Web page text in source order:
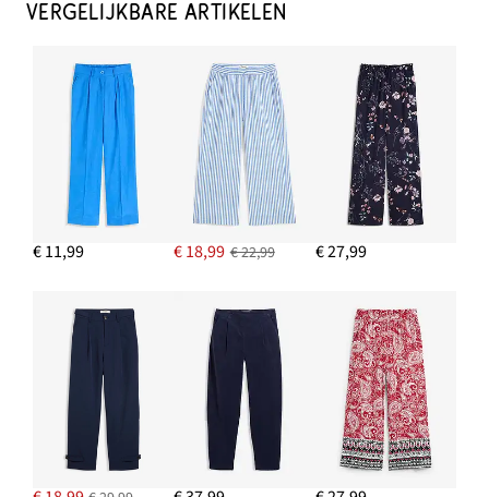
VERGELIJKBARE ARTIKELEN
€ 11,99 € 18,99 € 22,99 € 27,99